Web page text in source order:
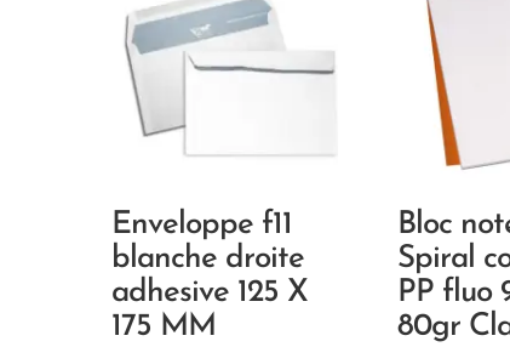
Enveloppe f11
blanche droite
adhesive 125 X
175 MM
Bloc
Spiral
PP fluo
80gr